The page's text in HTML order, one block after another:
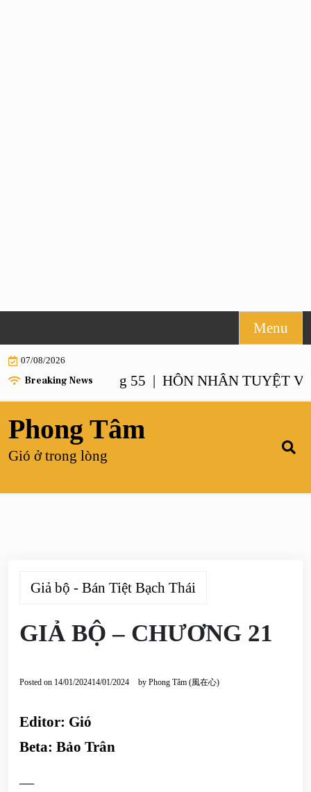
to
content
Menu
07/08/2026
Breaking News
– Chương 55 | HÔN NHÂN TUYỆT VỜI
Phong Tâm
Gió ở trong lòng
Giả bộ - Bán Tiệt Bạch Thái
GIẢ BỘ – CHƯƠNG 21
Posted on 14/01/202414/01/2024 by Phong Tâm (風在心)
Editor: Gió
Beta: Bảo Trân
—